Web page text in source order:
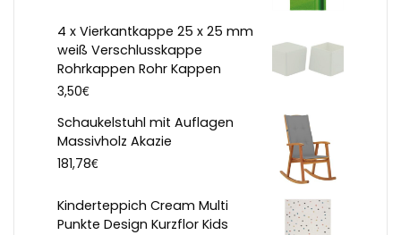
4 x Vierkantkappe 25 x 25 mm
weiß Verschlusskappe
Rohrkappen Rohr Kappen
3,50€
Schaukelstuhl mit Auflagen
Massivholz Akazie
181,78€
Kinderteppich Cream Multi
Punkte Design Kurzflor Kids